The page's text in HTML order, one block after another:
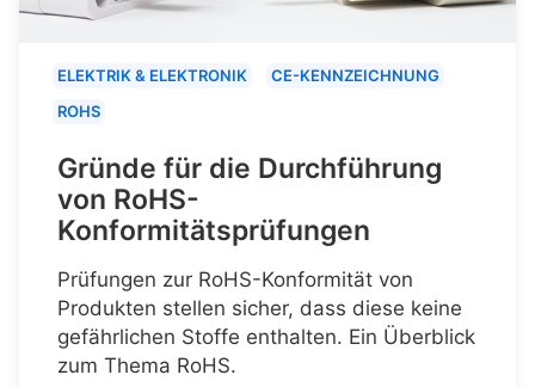
ELEKTRIK & ELEKTRONIK
CE-KENNZEICHNUNG
ROHS
Gründe für die Durchführung
von RoHS-
Konformitätsprüfungen
Prüfungen zur RoHS-Konformität von
Produkten stellen sicher, dass diese keine
gefährlichen Stoffe enthalten. Ein Überblick
zum Thema RoHS.